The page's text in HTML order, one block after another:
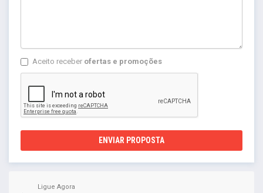
Aceito receber ofertas e promoções
ENVIAR PROPOSTA
Ligue Agora